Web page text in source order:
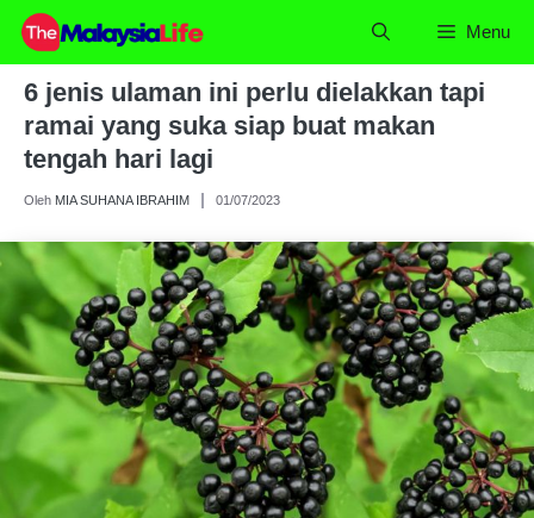
Skip
content
Menu
6 jenis ulaman ini perlu dielakkan tapi
ramai yang suka siap buat makan
tengah hari lagi
Oleh MIA SUHANA IBRAHIM 01/07/2023